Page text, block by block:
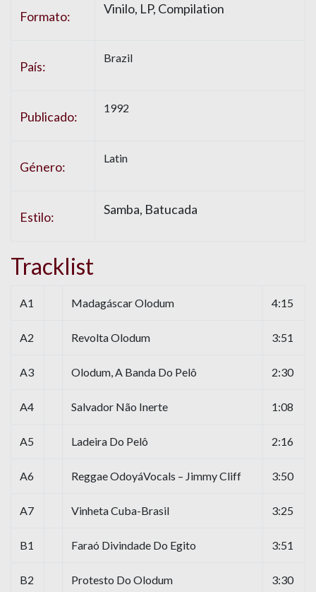
Formato: Vinilo, LP, Compilation
País:
Brazil
Publicado:
1992
Género:
Latin
Estilo: Samba, Batucada
Tracklist
A1 Madagáscar Olodum 4:15
A2 Revolta Olodum 3:51
A3 Olodum, A Banda Do Pelô 2:30
A4 Salvador Não Inerte 1:08
A5 Ladeira Do Pelô 2:16
A6 Reggae OdoyáVocals – Jimmy Cliff 3:50
A7 Vinheta Cuba-Brasil 3:25
B1 Faraó Divindade Do Egito 3:51
B2 Protesto Do Olodum 3:30